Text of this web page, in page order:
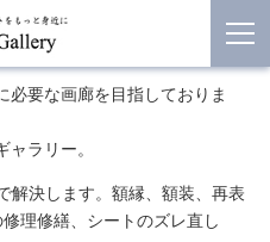
必要な画廊を目指しておりま
ラリー。
解決します。額縁、額装、再表
理修繕、シートのズレ直し